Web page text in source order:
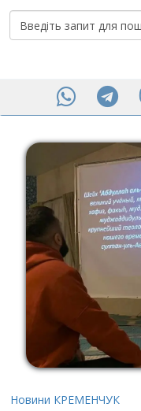
Новини КРЕМЕНЧУК